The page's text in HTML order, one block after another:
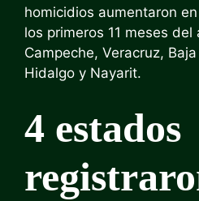
homicidios aumentaron
los primeros 11 meses
Campeche, Veracruz,
Hidalgo y Nayarit.
4 estados